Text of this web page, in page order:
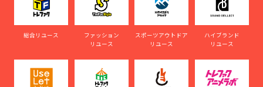
総合リユース
ファッション
リユース
スポーツアウトドア
リユース
ハイブランド
リユース